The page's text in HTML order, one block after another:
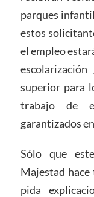
parques
estos
el empleo
superior para
trabajo de
garantizados
Sólo que
Majestad
pida